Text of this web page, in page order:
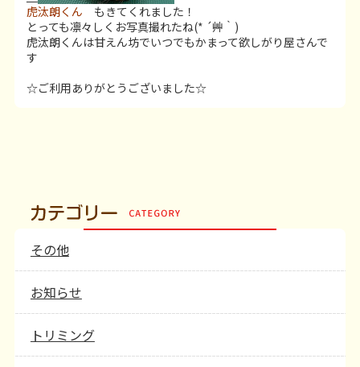
虎汰朗くん もきてくれました！
とっても凛々しくお写真撮れたね(* ´艸｀)
虎汰朗くんは甘えん坊でいつでもかまって欲しがり屋さんで
す
☆ご利用ありがとうございました☆
その他
お知らせ
トリミング